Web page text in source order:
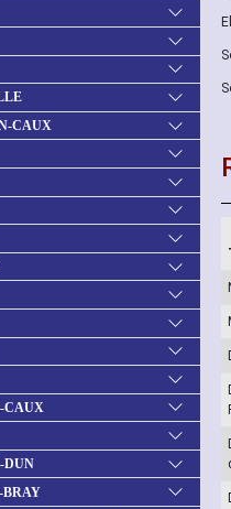
CAUX
CAUX
DUN
BRAY